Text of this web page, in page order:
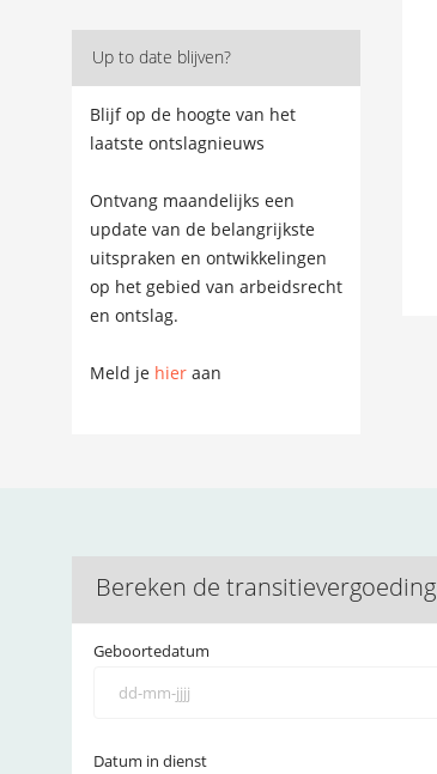
Up to date blijven?
Blijf op de hoogte van het
laatste ontslagnieuws
Ontvang maandelijks een
update van de belangrijkste
uitspraken en ontwikkelingen
op het gebied van arbeidsrecht
en ontslag.
Meld je hieraan
Bereken de transitievergoeding
Geboortedatum
Datum in dienst